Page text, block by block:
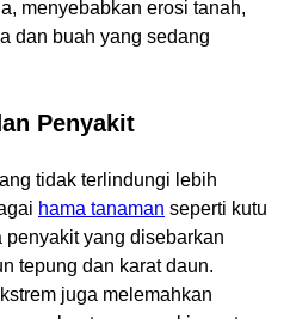
menyebabkan erosi tanah,
dan buah yang sedang
Penyakit
tidak terlindungi lebih
hama tanaman seperti kutu
penyakit yang disebarkan
tepung dan karat daun.
juga melemahkan